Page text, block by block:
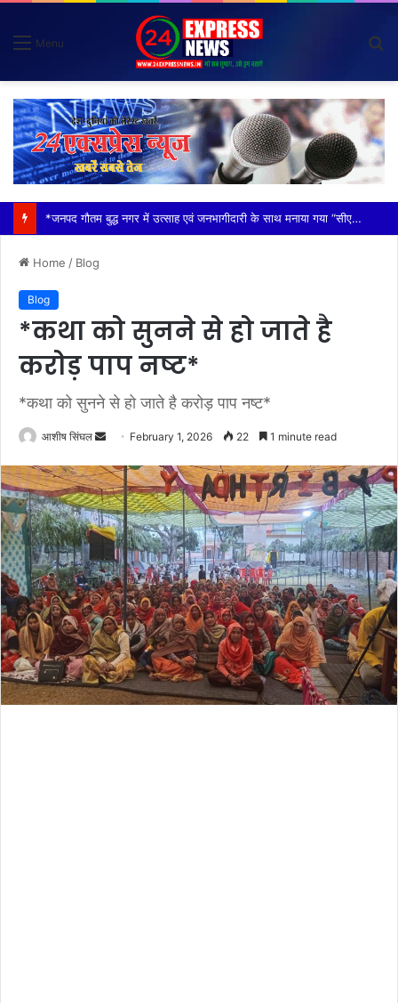
Menu
*विदेशी मूल के व्यक्तियों (नाइजीरियन) से परेशान होकर ग्राम वासियों ने रबूपुरा थाने में एक ज्ञापन दिया*
Home / Blog
Blog
*कथा को सुनने से हो जाते है
करोड़ पाप नष्ट*
*कथा को सुनने से हो जाते है करोड़ पाप नष्ट*
आशीष सिंघल
Send
email
February 1, 2026 22 1 minute read